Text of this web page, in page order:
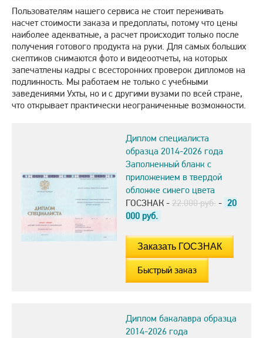
Пользователям нашего сервиса не стоит переживать
насчет стоимости заказа и предоплаты, потому что цены
наиболее адекватные, а расчет происходит только после
получения готового продукта на руки. Для самых больших
скептиков снимаются фото и видеоотчеты, на которых
запечатлены кадры с всесторонних проверок дипломов на
подлинность. Мы работаем не только с учебными
заведениями Ухты, но и с другими вузами по всей стране,
что открывает практически неограниченные возможности.
Диплом специалиста
образца 2014-2026 года
Заполненный бланк с
приложением в твердой
обложке синего цвета
ГОСЗНАК - 22.000 руб. - 20
000 руб.
Быстрый заказ
Диплом бакалавра образца
2014-2026 года